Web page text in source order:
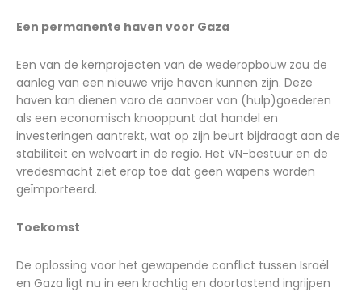
Een permanente haven voor Gaza
Een van de kernprojecten van de wederopbouw zou de
aanleg van een nieuwe vrije haven kunnen zijn. Deze
haven kan dienen voro de aanvoer van (hulp)goederen
als een economisch knooppunt dat handel en
investeringen aantrekt, wat op zijn beurt bijdraagt aan de
stabiliteit en welvaart in de regio. Het VN-bestuur en de
vredesmacht ziet erop toe dat geen wapens worden
geïmporteerd.
Toekomst
De oplossing voor het gewapende conflict tussen Israël
en Gaza ligt nu in een krachtig en doortastend ingrijpen